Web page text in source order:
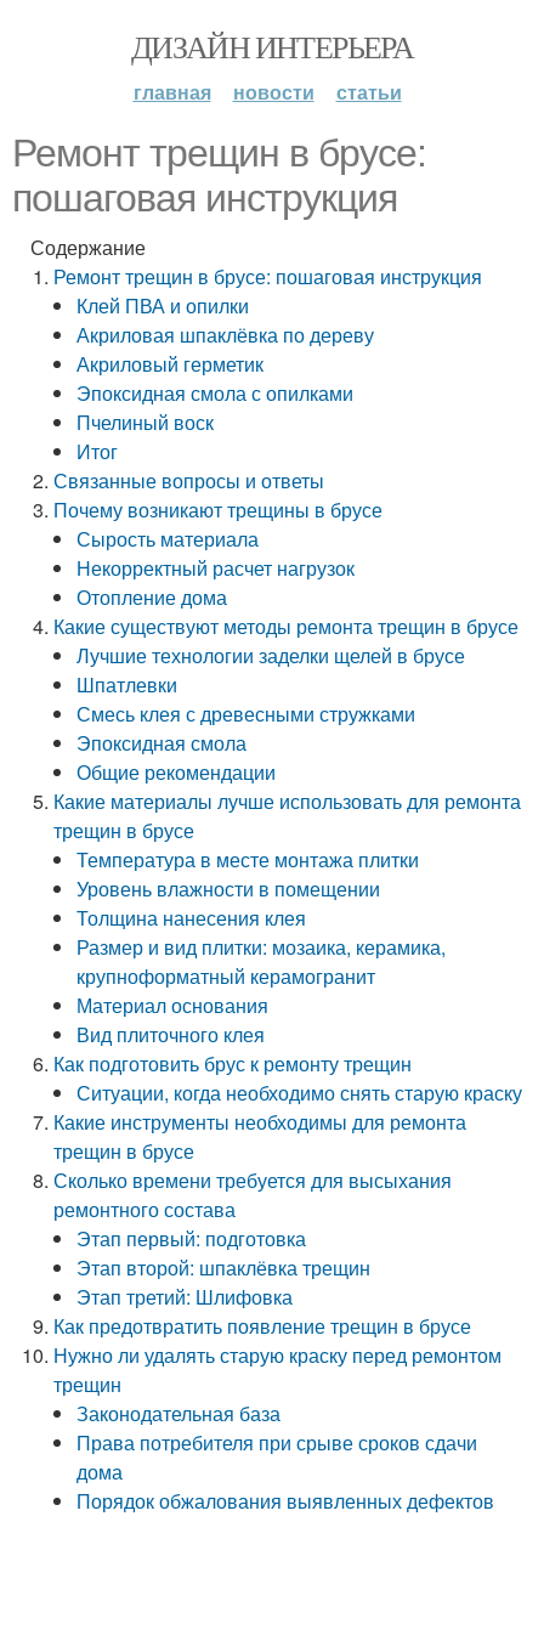
ДИЗАЙН ИНТЕРЬЕРА
главная новости статьи
Ремонт трещин в брусе:
пошаговая инструкция
Содержание
Ремонт трещин в брусе: пошаговая инструкция
Клей ПВА и опилки
Акриловая шпаклёвка по дереву
Акриловый герметик
Эпоксидная смола с опилками
Пчелиный воск
Итог
Связанные вопросы и ответы
Почему возникают трещины в брусе
Сырость материала
Некорректный расчет нагрузок
Отопление дома
Какие существуют методы ремонта трещин в брусе
Лучшие технологии заделки щелей в брусе
Шпатлевки
Смесь клея с древесными стружками
Эпоксидная смола
Общие рекомендации
Какие материалы лучше использовать для ремонта
трещин в брусе
Температура в месте монтажа плитки
Уровень влажности в помещении
Толщина нанесения клея
Размер и вид плитки: мозаика, керамика,
крупноформатный керамогранит
Материал основания
Вид плиточного клея
Как подготовить брус к ремонту трещин
Ситуации, когда необходимо снять старую краску
Какие инструменты необходимы для ремонта
трещин в брусе
Сколько времени требуется для высыхания
ремонтного состава
Этап первый: подготовка
Этап второй: шпаклёвка трещин
Этап третий: Шлифовка
Как предотвратить появление трещин в брусе
Нужно ли удалять старую краску перед ремонтом
трещин
Законодательная база
Права потребителя при срыве сроков сдачи
дома
Порядок обжалования выявленных дефектов